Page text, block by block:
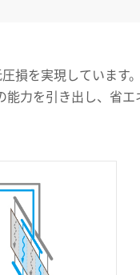
損を実現していま
力を引き出し、